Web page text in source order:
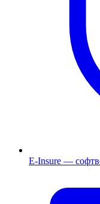
E-Insure —